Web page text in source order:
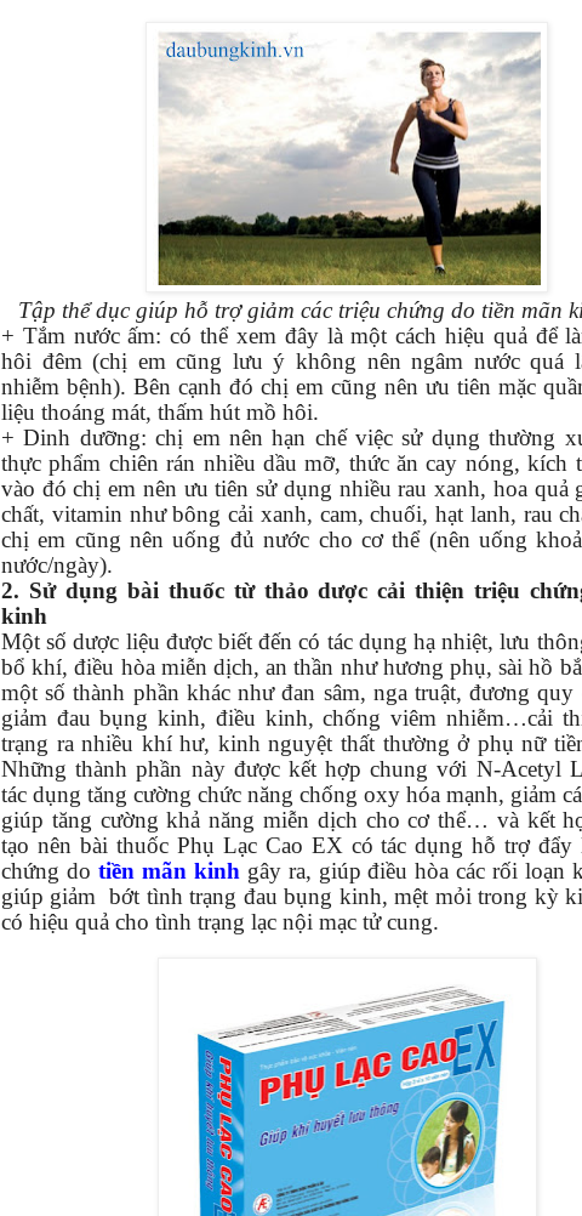
Tập thể dục giúp hỗ trợ giảm các triệu chứng do tiền mãn
+ Tắm nước ấm: có thể xem đây là một cách hiệu quả để
hôi đêm (chị em cũng lưu ý không nên ngâm nước quá
nhiễm bệnh). Bên cạnh đó chị em cũng nên ưu tiên mặc
liệu thoáng mát, thấm hút mồ hôi.
+ Dinh dưỡng: chị em nên hạn chế việc sử dụng thường
thực phẩm chiên rán nhiều dầu mỡ, thức ăn cay nóng,
vào đó chị em nên ưu tiên sử dụng nhiều rau xanh, hoa quả
chất, vitamin như bông cải xanh, cam, chuối, hạt lanh, rau
chị em cũng nên uống đủ nước cho cơ thể (nên uống
nước/ngày).
2. Sử dụng bài thuốc từ thảo dược cải thiện triệu
kinh
Một số dược liệu được biết đến có tác dụng hạ nhiệt, lưu
bổ khí, điều hòa miễn dịch, an thần như hương phụ, sài hồ
một số thành phần khác như đan sâm, nga truật, đương quy
giảm đau bụng kinh, điều kinh, chống viêm nhiễm…cải
trạng ra nhiều khí hư, kinh nguyệt thất thường ở phụ nữ
Những thành phần này được kết hợp chung với N-Acetyl
tác dụng tăng cường chức năng chống oxy hóa mạnh, giảm
giúp tăng cường khả năng miễn dịch cho cơ thể… và kết
tạo nên bài thuốc Phụ Lạc Cao EX có tác dụng hỗ trợ đẩy
chứng do tiền mãn kinh gây ra, giúp điều hòa các rối loạn
giúp giảm bớt tình trạng đau bụng kinh, mệt mỏi trong kỳ
có hiệu quả cho tình trạng lạc nội mạc tử cung.